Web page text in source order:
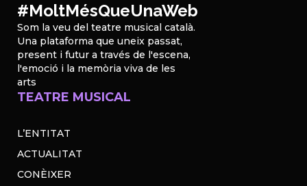
#MoltMésQueUnaWeb
Som la veu del teatre musical català.
Una plataforma que uneix passat,
present i futur a través de l'escena,
l'emoció i la memòria viva de les
arts
TEATRE MUSICAL
L’ENTITAT
ACTUALITAT
CONÈIXER